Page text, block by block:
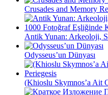
Crusades and Memory
Antik Yunan: Arkeoloji,
Odysseus’un Dünyası
(Khioslu Skymnos’a Ait